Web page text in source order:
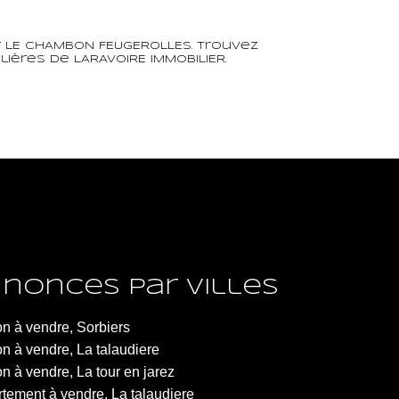
FEUGEROLLES. Trouvez
de LARAVOIRE IMMOBILIER.
par villes
à vendre, Sorbiers
à vendre, La talaudiere
à vendre, La tour en jarez
à vendre, La talaudiere